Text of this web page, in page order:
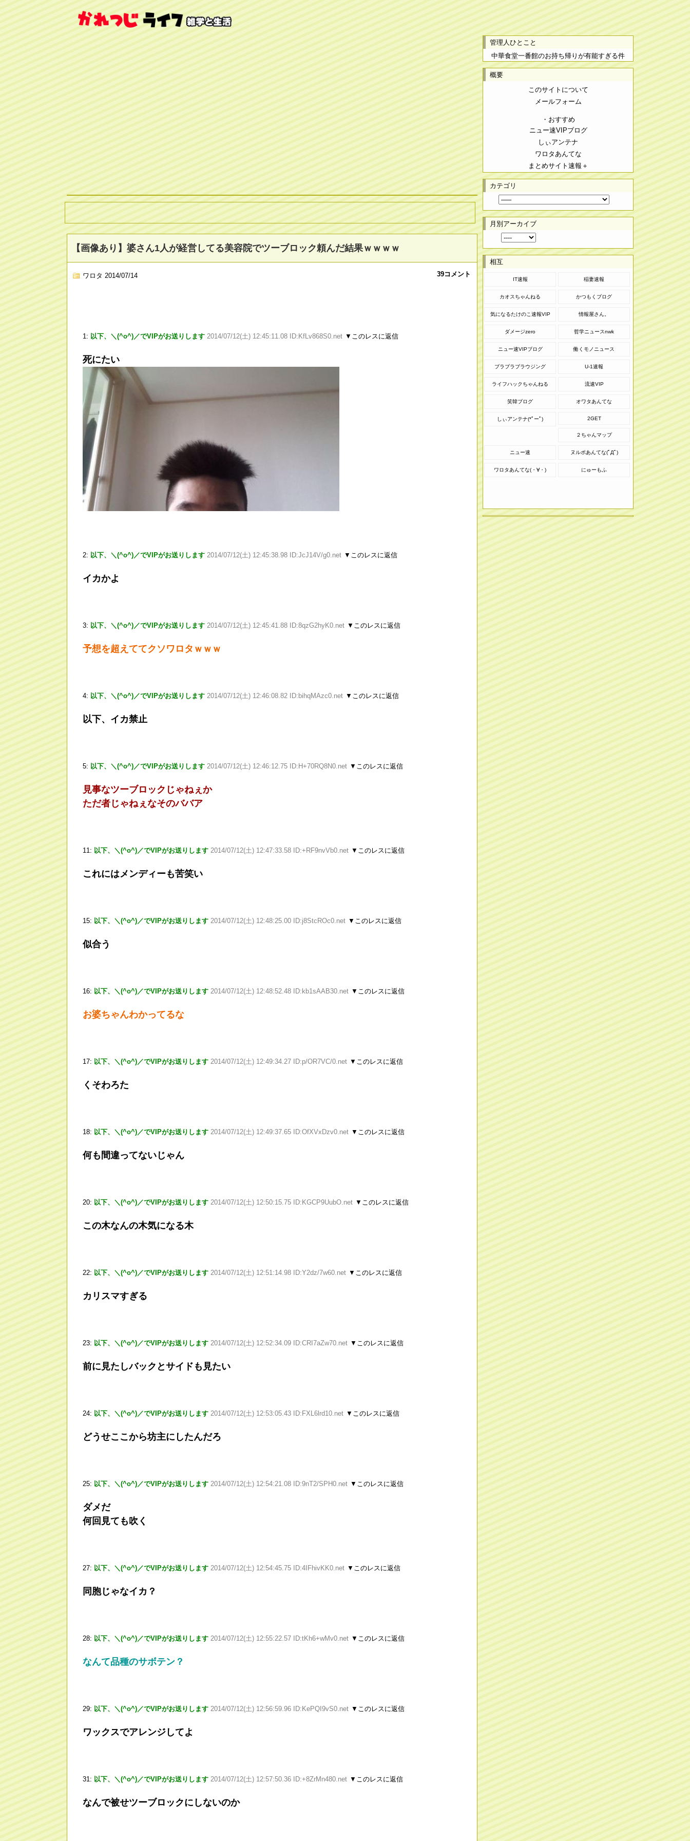
【画像あり】婆さん1人が経営してる美容院でツーブロック頼んだ結果ｗｗｗｗ
ワロタ 2014/07/14 39コメント
1: 以下、＼(^o^)／でVIPがお送りします 2014/07/12(土) 12:45:11.08 ID:KfLv868S0.net ▼このレスに返信
死にたい
2: 以下、＼(^o^)／でVIPがお送りします 2014/07/12(土) 12:45:38.98 ID:JcJ14V/g0.net ▼このレスに返信
イカかよ
3: 以下、＼(^o^)／でVIPがお送りします 2014/07/12(土) 12:45:41.88 ID:8qzG2hyK0.net ▼このレスに返信
予想を超えててクソワロタｗｗｗ
4: 以下、＼(^o^)／でVIPがお送りします 2014/07/12(土) 12:46:08.82 ID:bihqMAzc0.net ▼このレスに返信
以下、イカ禁止
5: 以下、＼(^o^)／でVIPがお送りします 2014/07/12(土) 12:46:12.75 ID:H+70RQ8N0.net ▼このレスに返信
見事なツーブロックじゃねぇか
ただ者じゃねぇなそのババア
11: 以下、＼(^o^)／でVIPがお送りします 2014/07/12(土) 12:47:33.58 ID:+RF9nvVb0.net ▼このレスに返信
これにはメンディーも苦笑い
15: 以下、＼(^o^)／でVIPがお送りします 2014/07/12(土) 12:48:25.00 ID:j8StcROc0.net ▼このレスに返信
似合う
16: 以下、＼(^o^)／でVIPがお送りします 2014/07/12(土) 12:48:52.48 ID:kb1sAAB30.net ▼このレスに返信
お婆ちゃんわかってるな
17: 以下、＼(^o^)／でVIPがお送りします 2014/07/12(土) 12:49:34.27 ID:p/OR7VC/0.net ▼このレスに返信
くそわろた
18: 以下、＼(^o^)／でVIPがお送りします 2014/07/12(土) 12:49:37.65 ID:OfXVxDzv0.net ▼このレスに返信
何も間違ってないじゃん
20: 以下、＼(^o^)／でVIPがお送りします 2014/07/12(土) 12:50:15.75 ID:KGCP9UubO.net ▼このレスに返信
この木なんの木気になる木
22: 以下、＼(^o^)／でVIPがお送りします 2014/07/12(土) 12:51:14.98 ID:Y2dz/7w60.net ▼このレスに返信
カリスマすぎる
23: 以下、＼(^o^)／でVIPがお送りします 2014/07/12(土) 12:52:34.09 ID:CRI7aZw70.net ▼このレスに返信
前に見たしバックとサイドも見たい
24: 以下、＼(^o^)／でVIPがお送りします 2014/07/12(土) 12:53:05.43 ID:FXL6lrd10.net ▼このレスに返信
どうせここから坊主にしたんだろ
25: 以下、＼(^o^)／でVIPがお送りします 2014/07/12(土) 12:54:21.08 ID:9nT2/SPH0.net ▼このレスに返信
ダメだ
何回見ても吹く
27: 以下、＼(^o^)／でVIPがお送りします 2014/07/12(土) 12:54:45.75 ID:4IFhivKK0.net ▼このレスに返信
同胞じゃなイカ？
28: 以下、＼(^o^)／でVIPがお送りします 2014/07/12(土) 12:55:22.57 ID:tKh6+wMv0.net ▼このレスに返信
なんて品種のサボテン？
29: 以下、＼(^o^)／でVIPがお送りします 2014/07/12(土) 12:56:59.96 ID:KePQI9vS0.net ▼このレスに返信
ワックスでアレンジしてよ
31: 以下、＼(^o^)／でVIPがお送りします 2014/07/12(土) 12:57:50.36 ID:+8ZrMn480.net ▼このレスに返信
なんで被せツーブロックにしないのか
管理人ひとこと
中華食堂一番館のお持ち帰りが有能すぎる件
概要
このサイトについて
メールフォーム
・おすすめ
ニュー速VIPブログ
しぃアンテナ
ワロタあんてな
まとめサイト速報＋
カテゴリ
月別アーカイブ
相互
IT速報 稲妻速報
カオスちゃんねる かつもくブログ
気になるたけのこ速報VIP 情報屋さん。
ダメージzero 哲学ニュースnwk
ニュー速VIPブログ 働くモノニュース
ブラブラブラウジング U-1速報
ライフハックちゃんねる 流速VIP
笑韓ブログ オワタあんてな
しぃアンテナ(*ﾟーﾟ) 2GET
２ちゃんマップ
ニュー速 ヌルポあんてな(ﾟДﾟ)
ワロタあんてな(・∀・) にゅーもふ